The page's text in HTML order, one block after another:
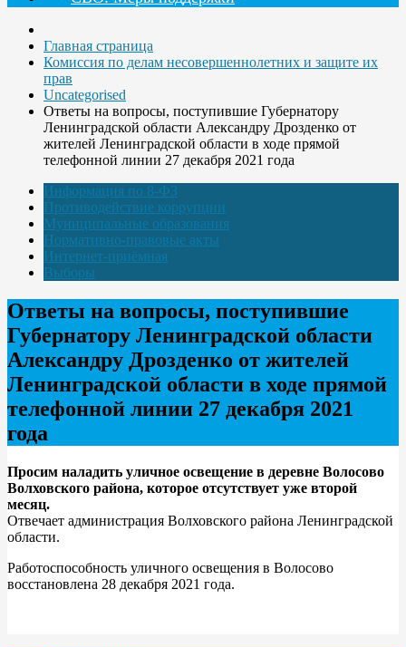
Главная страница
Комиссия по делам несовершеннолетних и защите их
прав
Uncategorised
Ответы на вопросы, поступившие Губернатору
Ленинградской области Александру Дрозденко от
жителей Ленинградской области в ходе прямой
телефонной линии 27 декабря 2021 года
Информация по 8-ФЗ
Противодействие коррупции
Муниципальные образования
Нормативно-правовые акты
Интернет-приёмная
Выборы
Ответы на вопросы, поступившие
Губернатору Ленинградской области
Александру Дрозденко от жителей
Ленинградской области в ходе прямой
телефонной линии 27 декабря 2021
года
Просим наладить уличное освещение в деревне Волосово
Волховского района, которое отсутствует уже второй
месяц.
Отвечает администрация Волховского района Ленинградской
области.
Работоспособность уличного освещения в Волосово
восстановлена 28 декабря 2021 года.